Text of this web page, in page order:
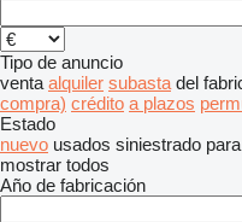
Tipo de anuncio
venta alquiler subasta del
compra) crédito a plazos
Estado
nuevo usados siniestrado
mostrar todos
Año de fabricación